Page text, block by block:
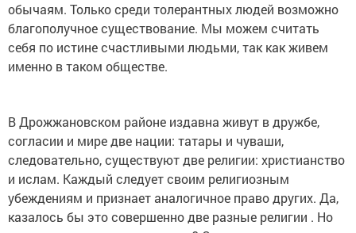
обычаям. Только среди толерантных людей возможно
благополучное существование. Мы можем считать
себя по истине счастливыми людьми, так как живем
именно в таком обществе.
В Дрожжановском районе издавна живут в дружбе,
согласии и мире две нации: татары и чуваши,
следовательно, существуют две религии: христианство
и ислам. Каждый следует своим религиозным
убеждениям и признает аналогичное право других. Да,
казалось бы это совершенно две разные религии . Но